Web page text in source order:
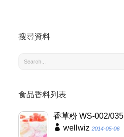
搜尋資料
食品香料列表
香草粉 WS-002/035
wellwiz 2014-05-06